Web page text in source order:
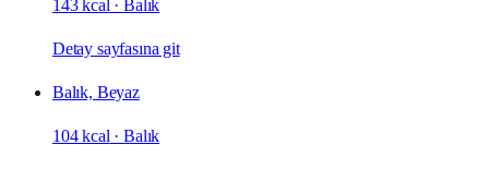
143 kcal ·Balık
Detay sayfasına git
Balık, Beyaz
104 kcal ·Balık